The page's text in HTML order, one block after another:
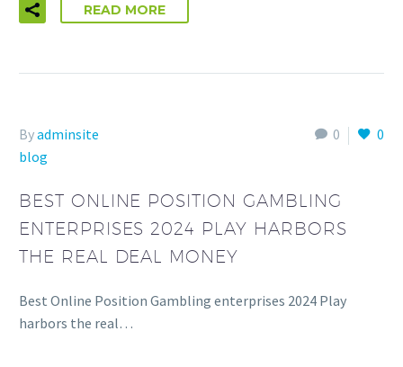
READ MORE
0 0
Byadminsite
blog
BEST ONLINE POSITION GAMBLING
ENTERPRISES 2024 PLAY HARBORS
THE REAL DEAL MONEY
Best Online Position Gambling enterprises 2024 Play
harbors the real…